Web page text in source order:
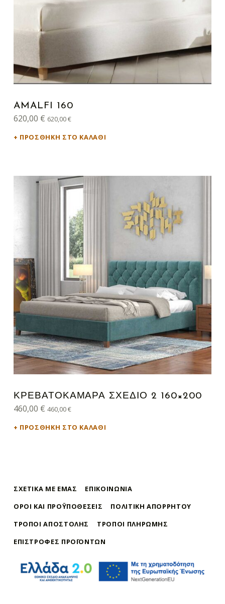
AMALFI 160
620,00 € 620,00€
ΠΡΟΣΘΉΚΗ ΣΤΟ ΚΑΛΆΘΙ
ΚΡΕΒΑΤΟΚΑΜΑΡΑ ΣΧΕΔΙΟ 2 160×200
460,00 € 460,00€
ΠΡΟΣΘΉΚΗ ΣΤΟ ΚΑΛΆΘΙ
ΣΧΕΤΙΚΆ ΜΕ ΕΜΆΣ
ΕΠΙΚΟΙΝΩΝΊΑ
ΌΡΟΙ ΚΑΙ ΠΡΟΫΠΟΘΈΣΕΙΣ
ΠΟΛΙΤΙΚΉ ΑΠΟΡΡΉΤΟΥ
ΤΡΌΠΟΙ ΑΠΟΣΤΟΛΉΣ
ΤΡΌΠΟΙ ΠΛΗΡΩΜΉΣ
ΕΠΙΣΤΡΟΦΈΣ ΠΡΟΪΌΝΤΩΝ